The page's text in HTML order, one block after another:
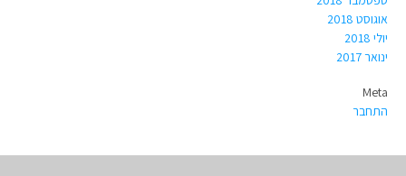
אוגוסט 2018
יולי 2018
ינואר 2017
Meta
התחבר